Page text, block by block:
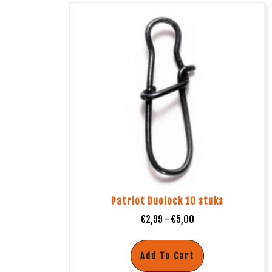
Patriot Duolock 10 stuks
€2,99 - €5,00
Add To Cart